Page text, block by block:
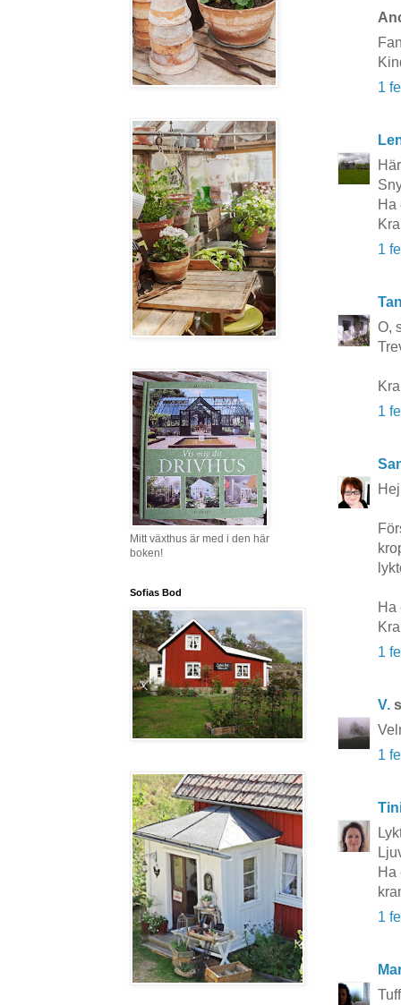
1
Ha
1
O,
1
Ha
1
V.
1
Ha
1
Mitt växthus är med i den här
boken!
Sofias Bod